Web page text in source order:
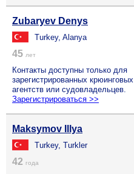
Zubaryev Denys
Turkey, Alanya
45 лет
Контакты доступны только для
зарегистрированных крюинговых
агентств или судовладельцев.
Зарегистрироваться >>
Maksymov Illya
Turkey, Turkler
42 года